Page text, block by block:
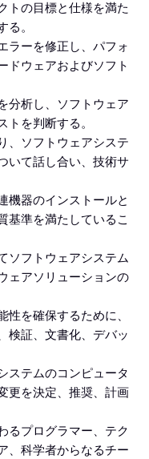
トの目標と仕様を満た
。
ラーを修正し、パフォ
ドウェアおよびソフト
分析し、ソフトウェア
を判断する。
、ソフトウェアシステ
いて話し合い、技術サ
機器のインストールと
基準を満たしているこ
ソフトウェアシステム
ェアソリューションの
性を確保するために、
検証、文書化、デバッ
ステムのコンピュータ
更を決定、推奨、計画
るプログラマー、テク
、科学者からなるチー